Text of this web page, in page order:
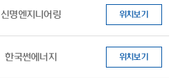
신명엔지니어링 위치보기
한국썬에너지 위치보기